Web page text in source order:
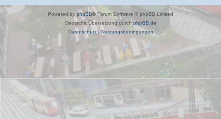
Powered byphpBB® Forum Software © phpBB Limited
Deutsche Übersetzung durchphpBB.de
Datenschutz| Nutzungsbedingungen